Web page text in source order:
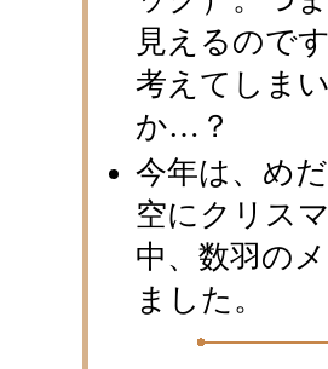
見えるので
考えてしま
か…？
今年は、め
空にクリス
中、数羽の
ました。